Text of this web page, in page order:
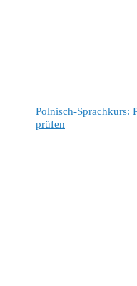
Polnisch-Sprachkurs:
prüfen